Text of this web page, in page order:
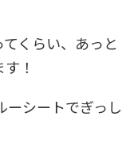
くらい、あっと
！
ーシートでぎっし